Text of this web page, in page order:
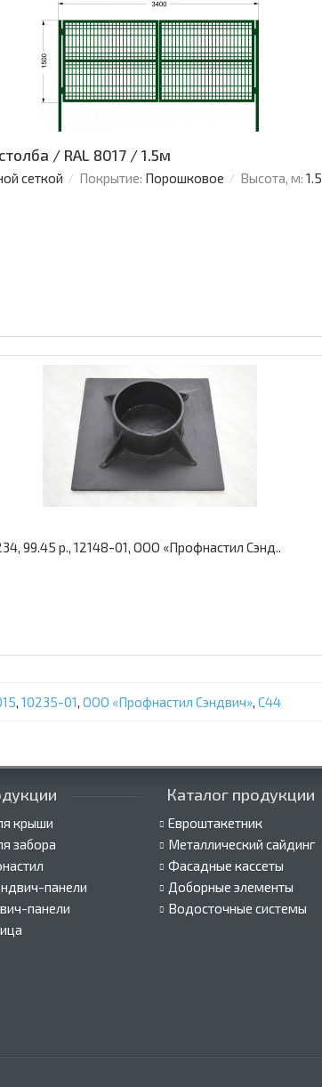
/ RAL 8017 / 1.5м
сеткой Покрытие: Порошковое Высота, м: 1.5
99.45 р., 12148-01, ООО «Профнастил Сэнд..
, 10235-01, ООО «Профнастил Сэндвич», С44
крыши
забора
панели
панели
Каталог продукции
Евроштакетник
Металлический сайдинг
Фасадные кассеты
Доборные элементы
Водосточные системы